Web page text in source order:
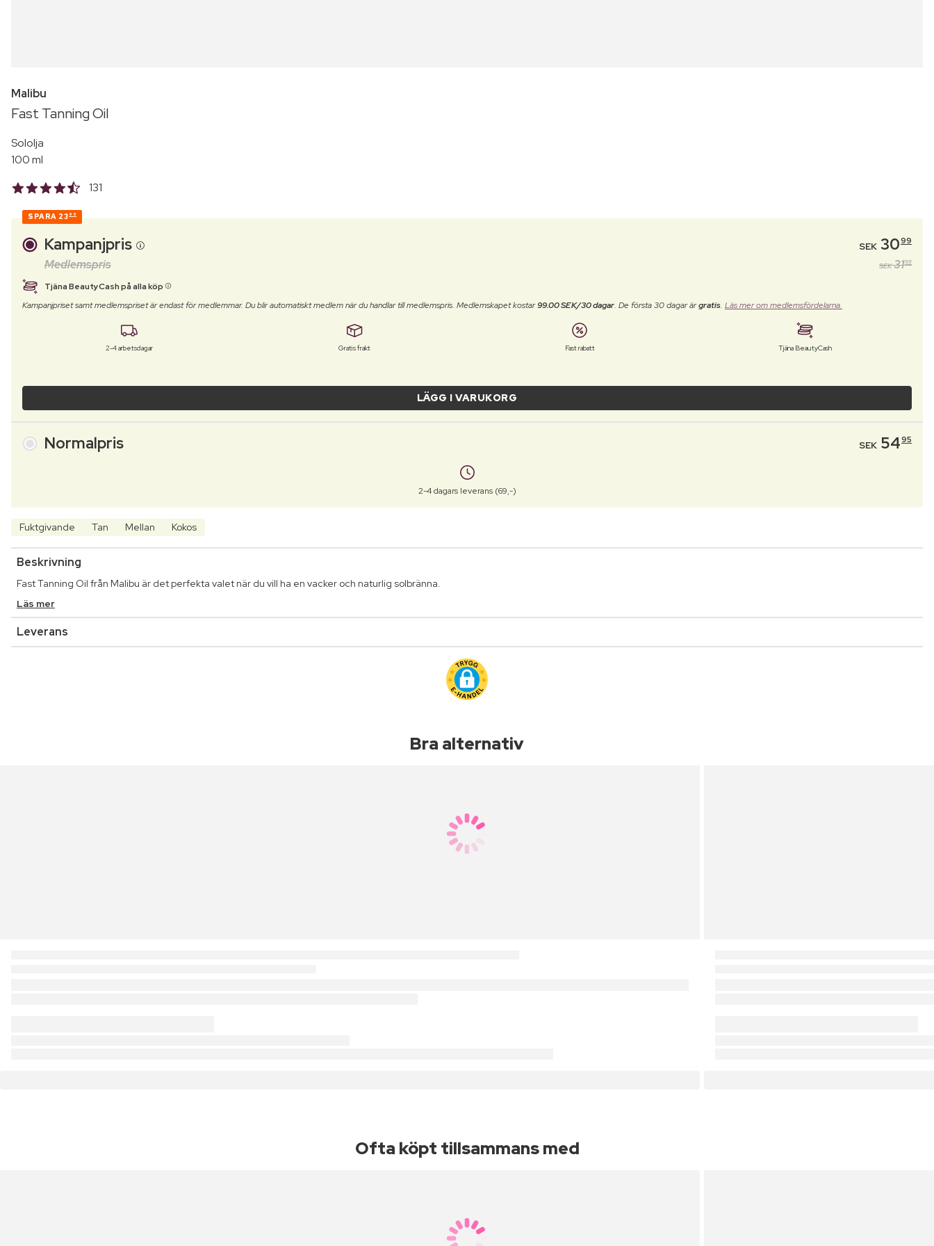
Malibu
Fast Tanning Oil
Sololja
100 ml
131
SPARA 23 96
Kampanjpris SEK 3099
Medlemspris SEK 3195
Tjäna BeautyCash på alla köp
Kampanjpriset samt medlemspriset är endast för medlemmar. Du blir automatiskt medlem när du handlar till medlemspris. Medlemskapet kostar99.00 SEK/30 dagar. De första 30 dagar ärgratis. Läs mer om medlemsfördelarna.
2-4 arbetsdagar Gratis frakt Fast rabatt Tjäna BeautyCash
LÄGG I VARUKORG
Normalpris SEK 5495
2-4 dagars leverans (69,-)
Fuktgivande Tan Mellan Kokos
Beskrivning
Fast Tanning Oil från Malibu är det perfekta valet när du vill ha en vacker och naturlig solbränna.
Läs mer
Leverans
Bra alternativ
Ofta köpt tillsammans med